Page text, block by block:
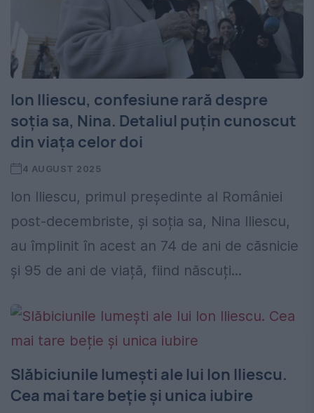
Ion Iliescu, confesiune rară despre
soția sa, Nina. Detaliul puțin cunoscut
din viața celor doi
4 AUGUST 2025
Ion Iliescu, primul președinte al României
post-decembriste, și soția sa, Nina Iliescu,
au împlinit în acest an 74 de ani de căsnicie
și 95 de ani de viață, fiind născuți...
Slăbiciunile lumești ale lui Ion Iliescu.
Cea mai tare beție și unica iubire